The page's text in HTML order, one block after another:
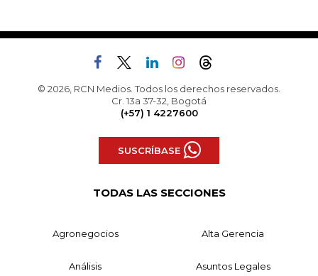
© 2026, RCN Medios. Todos los derechos reservados.
Cr. 13a 37-32, Bogotá
(+57) 1 4227600
SUSCRÍBASE
TODAS LAS SECCIONES
Agronegocios Alta Gerencia
Análisis Asuntos Legales